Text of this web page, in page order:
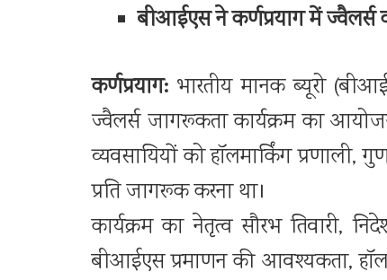
बीआईएस ने कर्णप्रयाग में
कर्णप्रयाग: भारतीय मानक ब्यूरो
ज्वैलर्स जागरूकता कार्यक्रम का
व्यवसायियों को हॉलमार्किंग प्रणाली,
प्रति जागरूक करना था।
कार्यक्रम का नेतृत्व सौरभ तिवारी,
बीआईएस प्रमाणन की आवश्यकता,